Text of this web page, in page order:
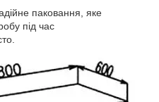
паковання, яке
під час